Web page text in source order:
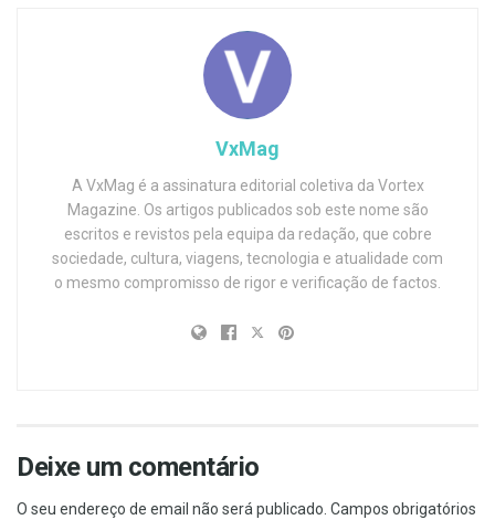
VxMag
A VxMag é a assinatura editorial coletiva da Vortex
Magazine. Os artigos publicados sob este nome são
escritos e revistos pela equipa da redação, que cobre
sociedade, cultura, viagens, tecnologia e atualidade com
o mesmo compromisso de rigor e verificação de factos.
Deixe um comentário
O seu endereço de email não será publicado. Campos obrigatórios